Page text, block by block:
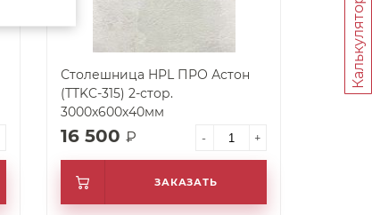
Столешница HPL ПРО Астон
(TTKC-315) 2-стор.
3000х600х40мм
16 500 ₽ - +
ЗАКАЗАТЬ
Калькуляторы